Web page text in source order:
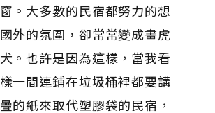
。大多數的民宿都努力的想
外的氛圍，卻常常變成畫虎
。也許是因為這樣，當我看
一間連鋪在垃圾桶裡都要講
的紙來取代塑膠袋的民宿，